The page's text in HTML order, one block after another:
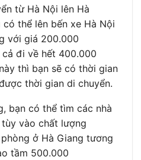
từ Hà Nội lên Hà
thể lên bến xe Hà Nội
với giá 200.000
đi về hết 400.000
thì bạn sẽ có thời gian
thời gian di chuyển.
bạn có thể tìm các nhà
vào chất lượng
ở Hà Giang tương
tầm 500.000